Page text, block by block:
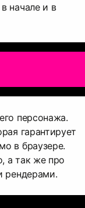
начале и в
персонажа.
гарантирует
в браузере.
а так же про
рендерами.